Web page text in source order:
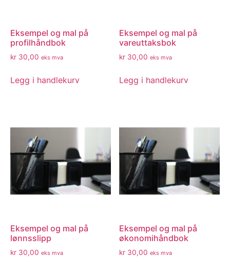
Eksempel og mal på
profilhåndbok
kr 30,00 eks mva
Legg i handlekurv
Eksempel og mal på
vareuttaksbok
kr 30,00 eks mva
Legg i handlekurv
Eksempel og mal på
lønnsslipp
kr 30,00 eks mva
Eksempel og mal på
økonomihåndbok
kr 30,00 eks mva